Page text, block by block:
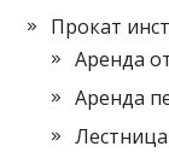
Прокат
Аренда
Аренда